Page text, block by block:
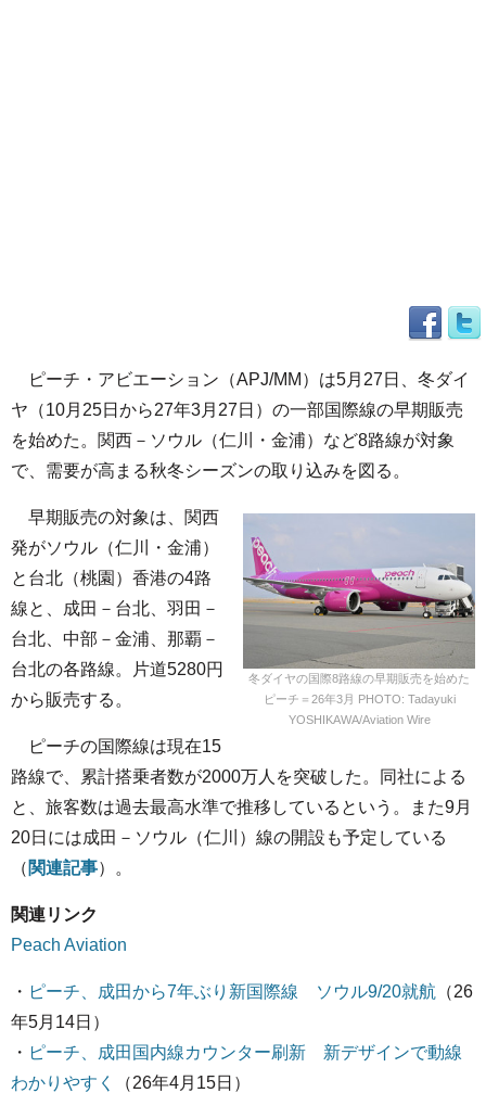
ピーチ・アビエーション（APJ/MM）は5月27日、冬ダイ
ヤ（10月25日から27年3月27日）の一部国際線の早期販売
を始めた。関西－ソウル（仁川・金浦）など8路線が対象
で、需要が高まる秋冬シーズンの取り込みを図る。
冬ダイヤの国際8路線の早期販売を始めた
ピーチ＝26年3月 PHOTO: Tadayuki
YOSHIKAWA/Aviation Wire
早期販売の対象は、関西
発がソウル（仁川・金浦）
と台北（桃園）香港の4路
線と、成田－台北、羽田－
台北、中部－金浦、那覇－
台北の各路線。片道5280円
から販売する。
ピーチの国際線は現在15
路線で、累計搭乗者数が2000万人を突破した。同社による
と、旅客数は過去最高水準で推移しているという。また9月
20日には成田－ソウル（仁川）線の開設も予定している
（ 関連記事）。
関連リンク
Peach Aviation
・ ピーチ、成田から7年ぶり新国際線 ソウル9/20就航 （26
年5月14日）
・ ピーチ、成田国内線カウンター刷新 新デザインで動線
わかりやすく
（26年4月15日）